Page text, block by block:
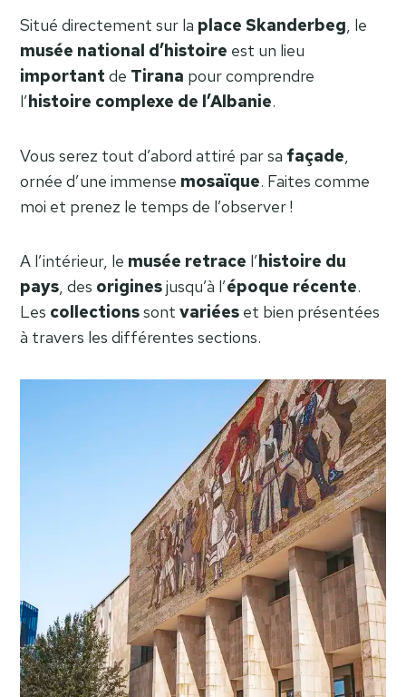
Situé directement sur la place Skanderbeg , le
musée national d’histoire est un lieu
important de Tirana pour comprendre
l’histoire complexe de l’Albanie.
Vous serez tout d’abord attiré par sa façade
ornée d’une immense mosaïque. Faites comme
moi et prenez le temps de l’observer !
A l’intérieur, le musée retrace l’histoire du
pays , des originesjusqu’à l’époque récente.
Les collectionssont variées et bien présentées
à travers les différentes sections.